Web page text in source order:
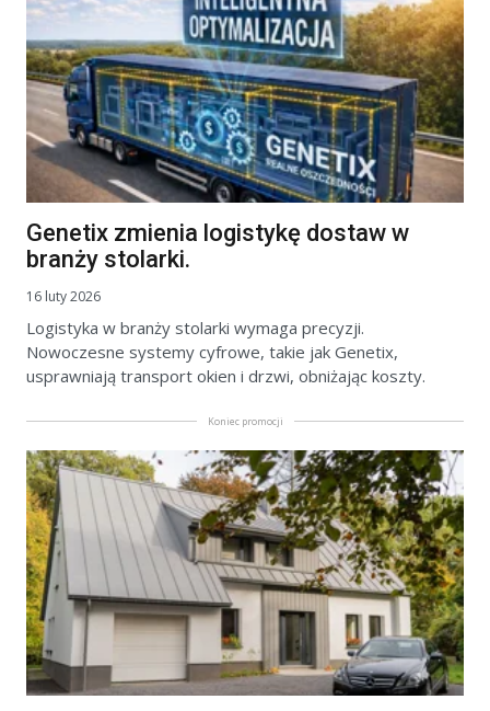
Genetix zmienia logistykę dostaw w
branży stolarki.
16 luty 2026
Logistyka w branży stolarki wymaga precyzji.
Nowoczesne systemy cyfrowe, takie jak Genetix,
usprawniają transport okien i drzwi, obniżając koszty.
Koniec promocji